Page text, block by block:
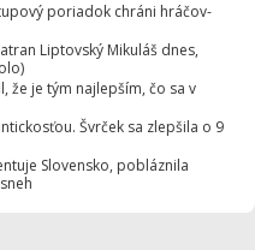
poriadok chráni hráčov-
Liptovský Mikuláš dnes,
že je tým najlepším, čo sa v
Švrček sa zlepšila o 9
Slovensko, pobláznila